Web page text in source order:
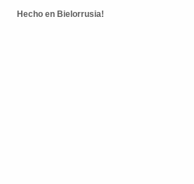
Hecho en Bielorrusia!